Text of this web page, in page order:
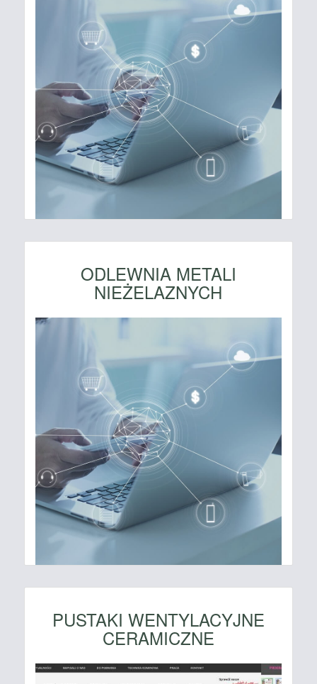
ODLEWNIA METALI
NIEŻELAZNYCH
PUSTAKI WENTYLACYJNE
CERAMICZNE